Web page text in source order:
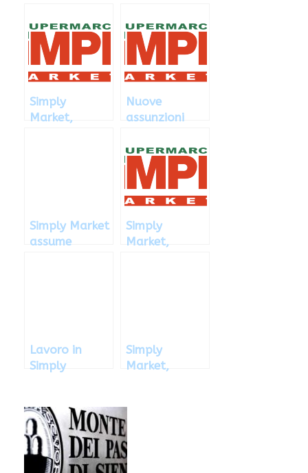
Simply
Market,
Nuove
assunzioni
Market, ecco
come inviare
candidatura
Simply Market
assume
Simply
Market,
Lavoro in
Simply
lavorative
disponibili
Simply
Market,